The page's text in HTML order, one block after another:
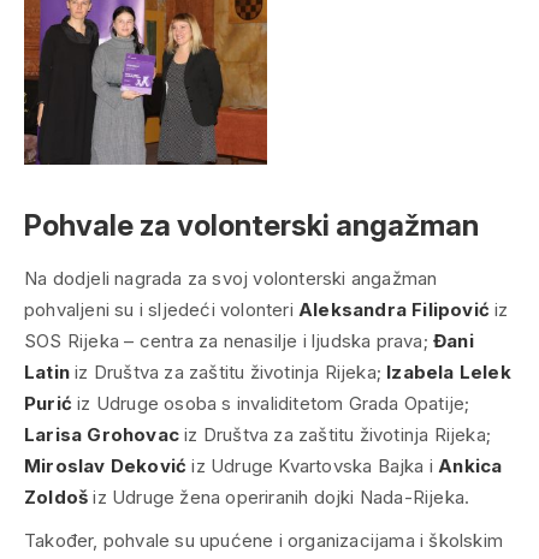
Pohvale za volonterski angažman
Na dodjeli nagrada za svoj volonterski angažman
pohvaljeni su i sljedeći volonteri Aleksandra Filipović iz
SOS Rijeka – centra za nenasilje i ljudska prava;Đani
Latin iz Društva za zaštitu životinja Rijeka; Izabela Lelek
Purić iz Udruge osoba s invaliditetom Grada Opatije;
Larisa Grohovac iz Društva za zaštitu životinja Rijeka;
Miroslav Deković iz Udruge Kvartovska Bajka iAnkica
Zoldoš iz Udruge žena operiranih dojki Nada-Rijeka.
Također, pohvale su upućene i organizacijama i školskim